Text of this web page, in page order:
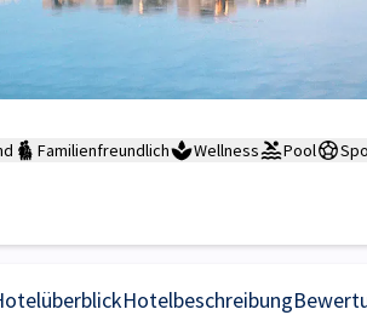
Familienfreundlich Wellness Pool
Hotelbeschreibung